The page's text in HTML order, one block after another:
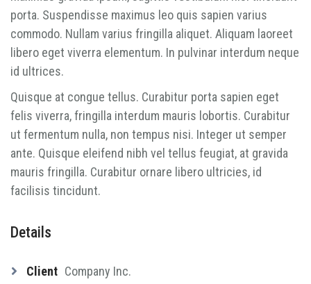
porta. Suspendisse maximus leo quis sapien varius
commodo. Nullam varius fringilla aliquet. Aliquam laoreet
libero eget viverra elementum. In pulvinar interdum neque
id ultrices.
Quisque at congue tellus. Curabitur porta sapien eget
felis viverra, fringilla interdum mauris lobortis. Curabitur
ut fermentum nulla, non tempus nisi. Integer ut semper
ante. Quisque eleifend nibh vel tellus feugiat, at gravida
mauris fringilla. Curabitur ornare libero ultricies, id
facilisis tincidunt.
Details
Client Company Inc.